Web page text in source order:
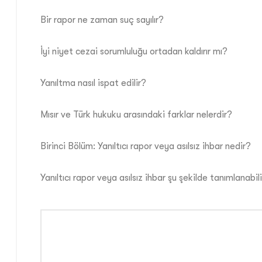
Bir rapor ne zaman suç sayılır?
İyi niyet cezai sorumluluğu ortadan kaldırır mı?
Yanıltma nasıl ispat edilir?
Mısır ve Türk hukuku arasındaki farklar nelerdir?
Birinci Bölüm: Yanıltıcı rapor veya asılsız ihbar nedir?
Yanıltıcı rapor veya asılsız ihbar şu şekilde